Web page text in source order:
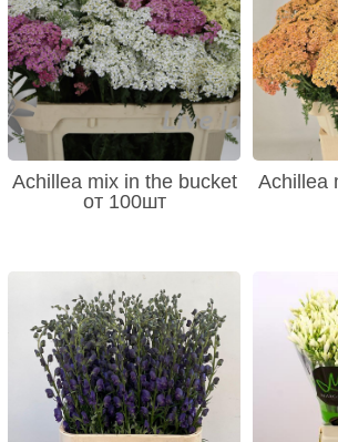
Achillea mix in the bucket
от 100шт
Achillea